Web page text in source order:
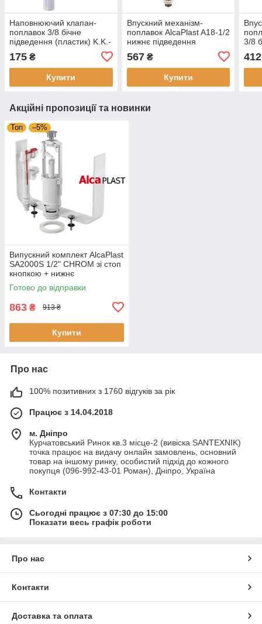
Наповнюючий клапан-
поплавок 3/8 бічне
підведення (пластик) K.K.-
175 ₴
Купити
Впускний механізм-
поплавок AlcaPlast A18-1/2
нижнє підведення
567₴
Купити
3/8
412
Акційні пропозиції та новинки
Топ –5%
Випускний комплект AlcaPlast
SA2000S 1/2" CHROM зі стоп
кнопкою + нижнє
підведення пластик 1/2"
Готово до відправки
863 ₴ 913 ₴
Купити
Про нас
100% позитивних з 1760 відгуків за рік
Працює з 14.04.2018
м. Дніпро
Курчатовський Ринок кв.3 місце-2 (вивіска SANTEXNIK)
точка працює на видачу онлайн замовлень, основний
товар на іншому ринку, особистий підхід до кожного
покупця (096-992-43-01 Роман), Дніпро, Україна
Контакти
Сьогодні працює з 07:30 до 15:00
Показати весь графік роботи
Про нас
Контакти
Доставка та оплата